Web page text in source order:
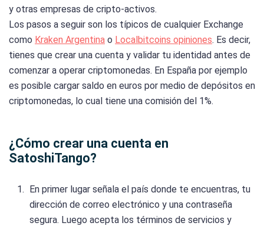
y otras empresas de cripto-activos.
Los pasos a seguir son los típicos de cualquier Exchange
como Kraken Argentina o Localbitcoins opiniones. Es decir,
tienes que crear una cuenta y validar tu identidad antes de
comenzar a operar criptomonedas. En España por ejemplo
es posible cargar saldo en euros por medio de depósitos en
criptomonedas, lo cual tiene una comisión del 1%.
¿Cómo crear una cuenta en
SatoshiTango?
En primer lugar señala el país donde te encuentras, tu
dirección de correo electrónico y una contraseña
segura. Luego acepta los términos de servicios y